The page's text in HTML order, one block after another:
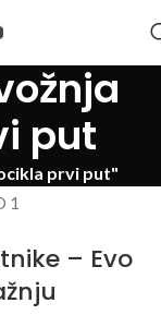
put
prvi put"
– Evo